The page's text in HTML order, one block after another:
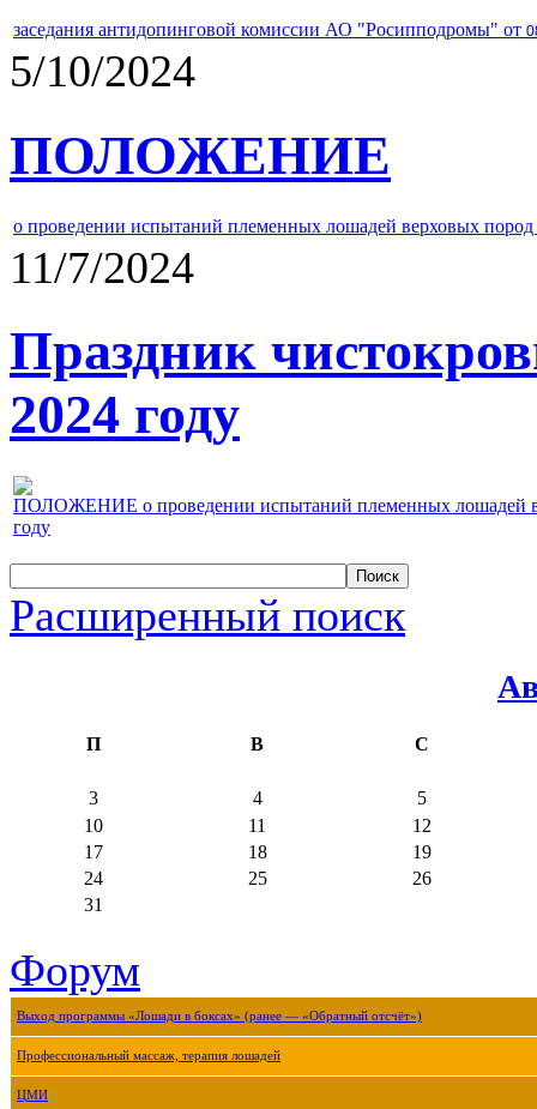
заседания антидопинговой комиссии АО "Росипподромы" от
5/10/2024
ПОЛОЖЕНИЕ
о проведении испытаний племенных лошадей верховых
11/7/2024
Праздник
2024 году
ПОЛОЖЕНИЕ о проведении испытаний племенных лошадей
году
Расширенный поиск
П В С
3 4
5
10
11
12
17
18
19
24
25
26
31
Форум
Выход программы «Лошади в боксах» (ранее — «Обратный отсчёт»)
Профессиональный массаж, терапия лошадей
ЦМИ